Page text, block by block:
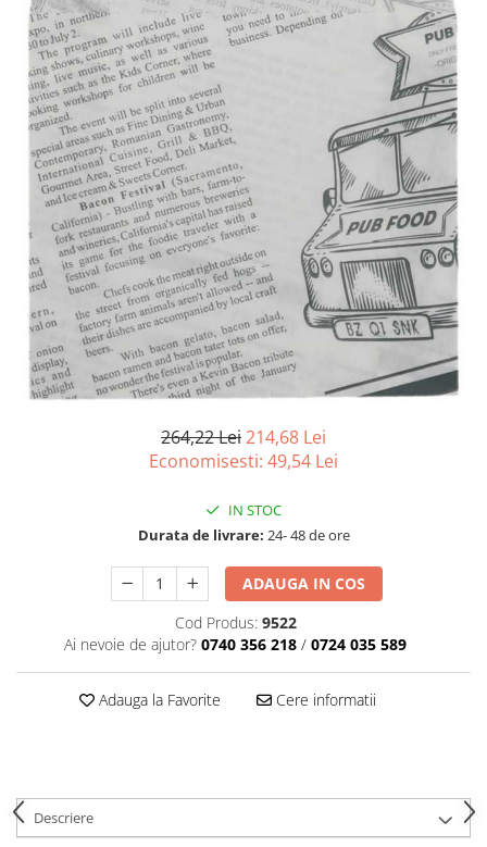
Detergenti Dezincrustanti
Detergenti Pardoseli
Detergenti Dezinfectanti
Detergenti Universali
Produse pentru Piscina
Detergenti Ultra-Concentrati
Ambalaje si Consumabile
Articole Biodegradabile
Pahare
Paie
Pungi
Tacamuri
Caserole Bambus
Articole din Aluminiu
Articole din Carton
Articole Natur + Albe
Catering
Servetele
264,22 Lei214,68 Lei
Economisesti: 49,54 Lei
IN STOC
Durata de livrare: 24- 48 de ore
ADAUGA IN COS
Cod Produs: 9522
Ai nevoie de ajutor? 0740 356 218 / 0724 035 589
Adauga la Favorite Cere informatii
Descriere